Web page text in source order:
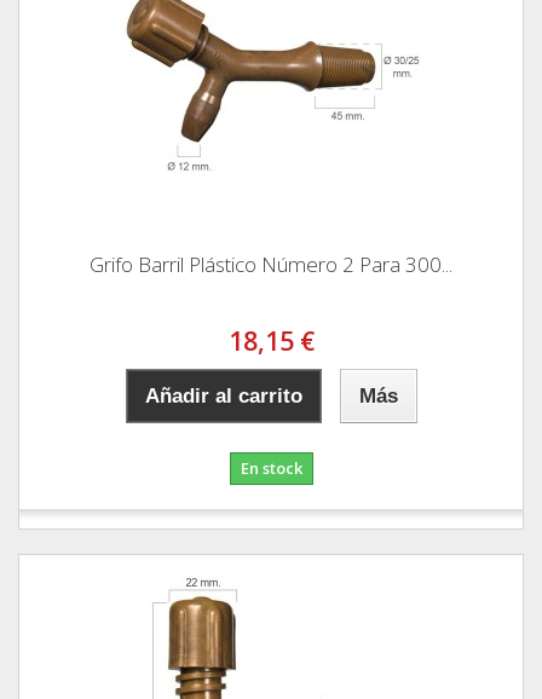
Grifo Barril Plástico Número 2 Para 300...
18,15 €
Añadir al carrito Más
En stock